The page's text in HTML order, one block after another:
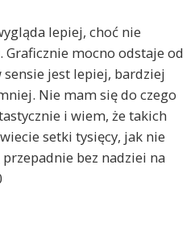
lepiej, choć nie
mocno odstaje od
jest lepiej, bardziej
Nie mam się do czego
i wiem, że takich
setki tysięcy, jak nie
bez nadziei na